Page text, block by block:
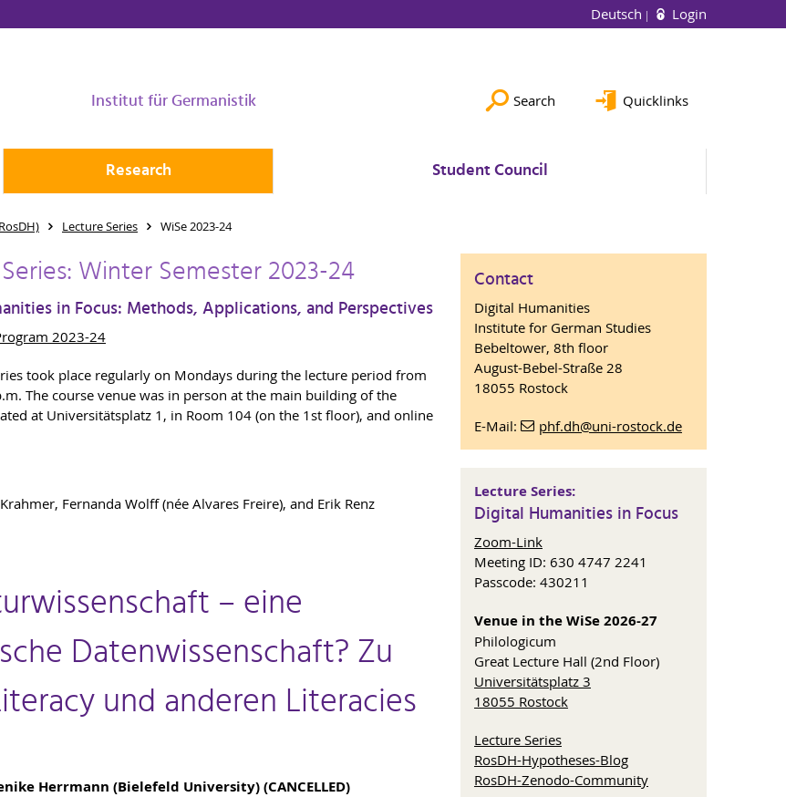
Deutsch Login
Institut für Germanistik Search Quicklinks
Research Student Council
Lecture Series WiSe 2023-24
Winter Semester 2023-24
in Focus: Methods, Applications, and Perspectives
2023-24
took place regularly on Mondays during the lecture period from
The course venue was in person at the main building of the
at Universitätsplatz 1, in Room 104 (on the 1st floor), and online
Fernanda Wolff (née Alvares Freire), and Erik Renz
– eine
Datenwissenschaft? Zu
und anderen Literacies
Herrmann (Bielefeld University) (CANCELLED)
Contact
Digital Humanities
Institute for German Studies
Bebeltower, 8th floor
August-Bebel-Straße 28
18055 Rostock
E-Mail: phf.dh@uni-rostock.de
Lecture Series:
Digital Humanities in Focus
Zoom-Link
Meeting ID: 630 4747 2241
Passcode: 430211
Venue in the WiSe 2026-27
Philologicum
Great Lecture Hall (2nd Floor)
Universitätsplatz 3
18055 Rostock
Lecture Series
RosDH-Hypotheses-Blog
RosDH-Zenodo-Community